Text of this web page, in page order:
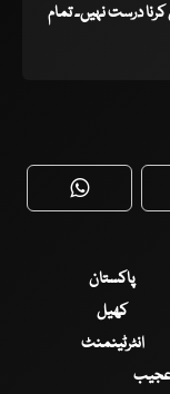
درست نہیں۔ تمام
WhatsApp
پاکستان
کھیل
انٹرٹینمنٹ